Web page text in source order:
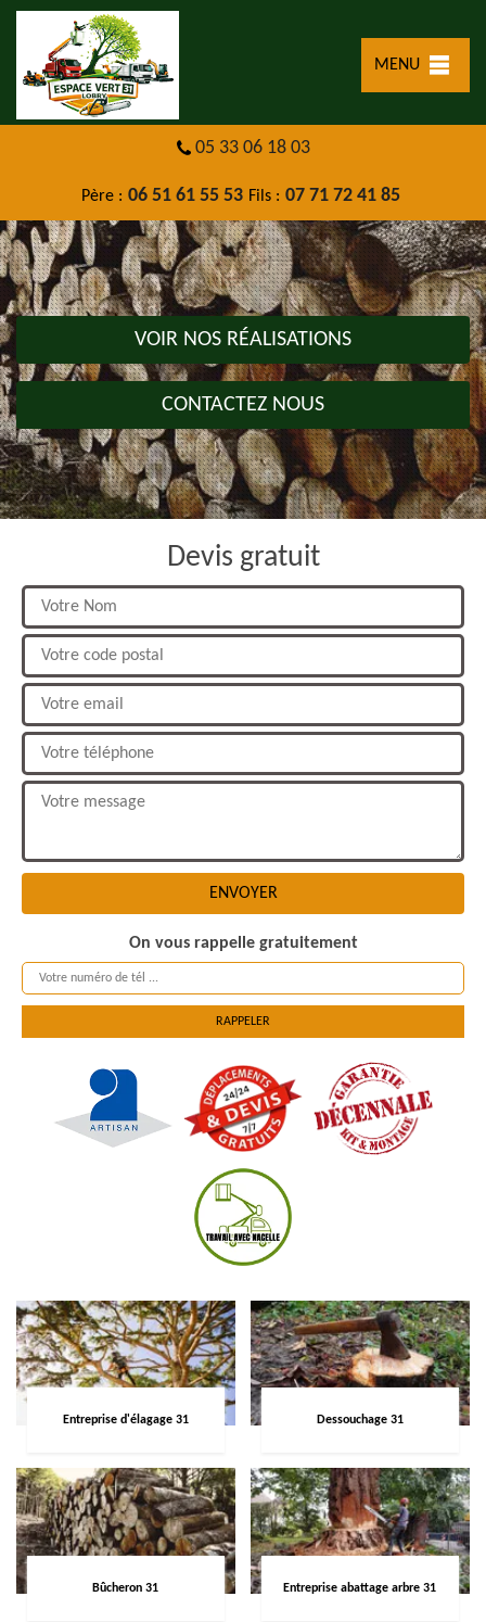
MENU
05 33 06 18 03
Père : 06 51 61 55 53 Fils : 07 71 72 41 85
VOIR NOS RÉALISATIONS
CONTACTEZ NOUS
Devis gratuit
On vous rappelle gratuitement
Entreprise d'élagage 31 Dessouchage 31
Bûcheron 31 Entreprise abattage arbre 31